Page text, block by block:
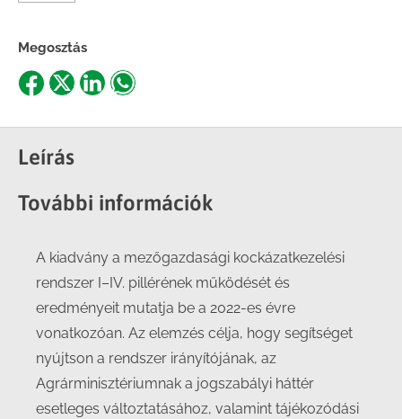
Megosztás
Share
Facebook
Share
X
ShareShare
Leírás
További információk
A kiadvány a mezőgazdasági kockázatkezelési
rendszer I–IV. pillérének működését és
eredményeit mutatja be a 2022-es évre
vonatkozóan. Az elemzés célja, hogy segítséget
nyújtson a rendszer irányítójának, az
Agrárminisztériumnak a jogszabályi háttér
esetleges változtatásához, valamint tájékozódási